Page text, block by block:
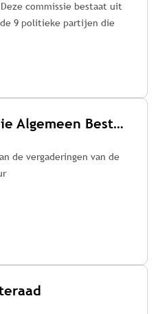
commissie bestaat uit
9 politieke partijen die
Verslagen Commissie Algemeen Bestuur
de vergaderingen van de